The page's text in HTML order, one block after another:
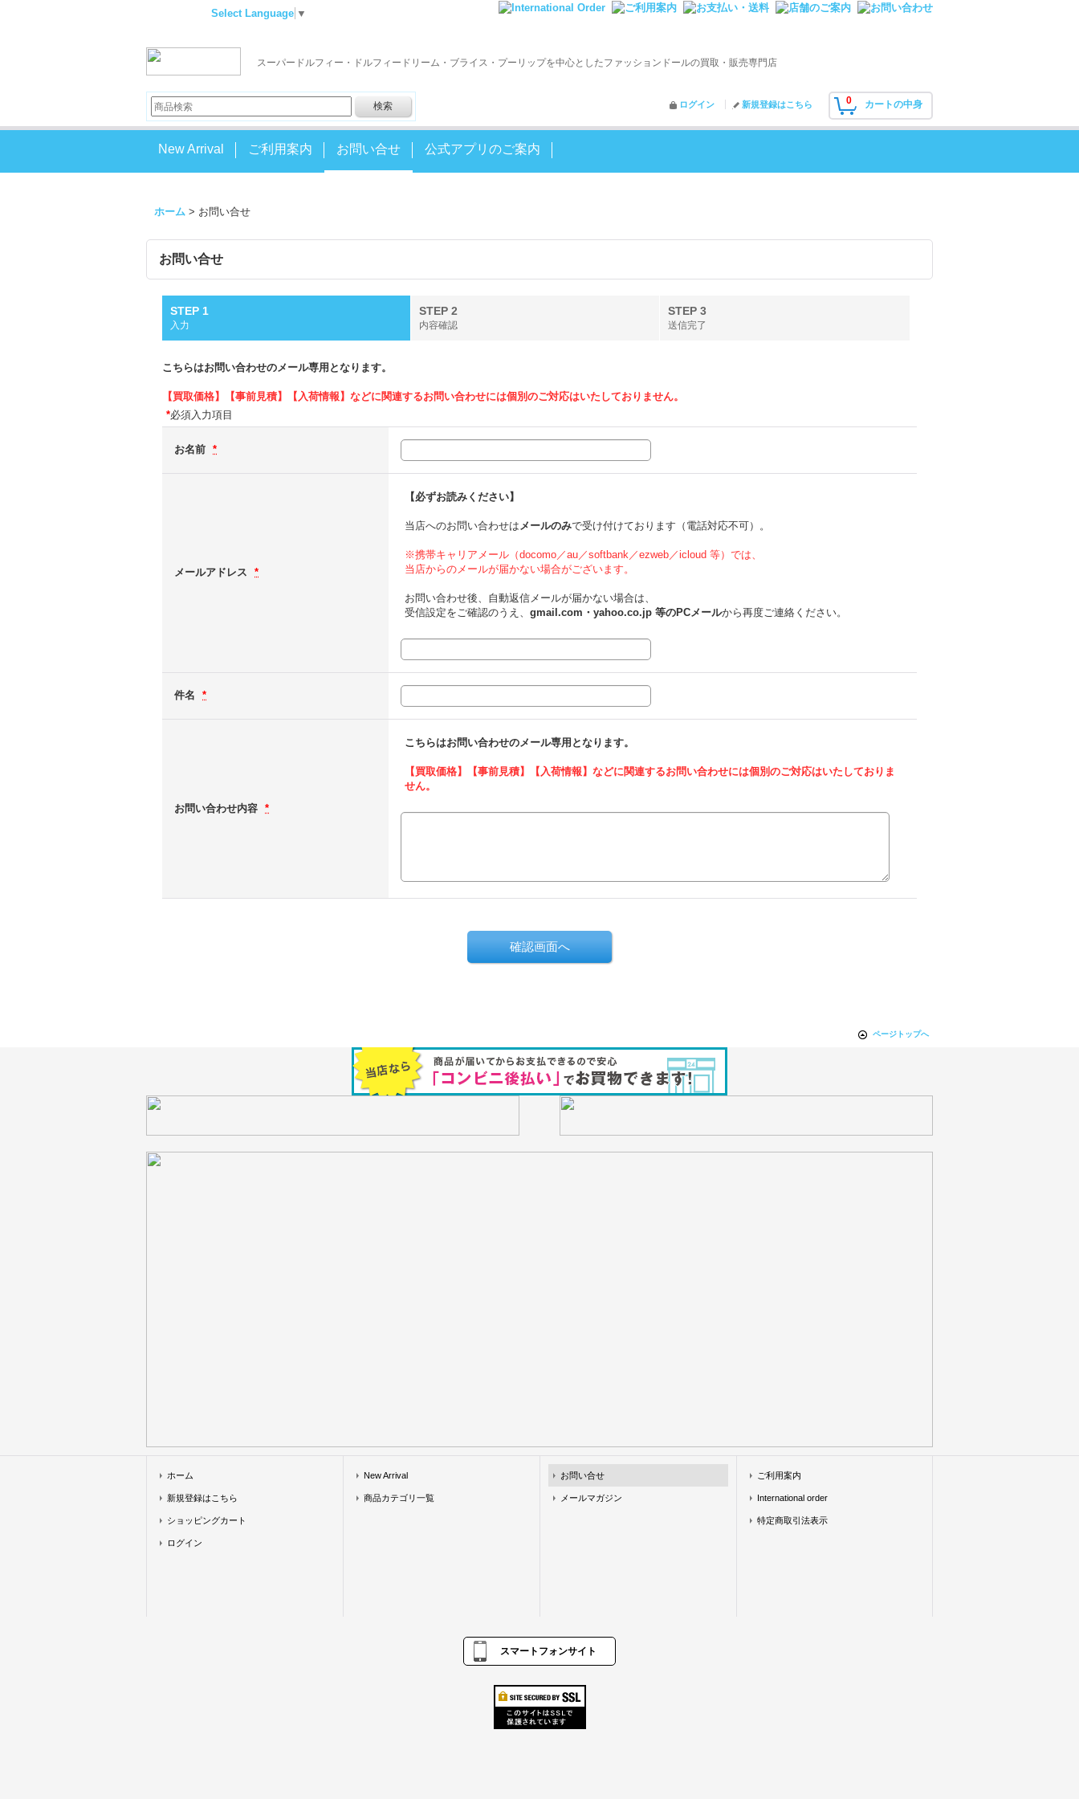
Select Language ▼
スーパードルフィー・ドルフィードリーム・ブライス・プーリップを中心としたファッションドールの買取・販売専門店
0 カートの中身
ログイン 新規登録はこちら
New Arrival ご利用案内 お問い合せ 公式アプリのご案内
ホーム > お問い合せ
お問い合せ
STEP 1
入力
STEP 2
内容確認
STEP 3
送信完了
こちらはお問い合わせのメール専用となります。
【買取価格】【事前見積】【入荷情報】などに関連するお問い合わせには個別のご対応はいたしておりません。
*必須入力項目
お名前 *
メールアドレス *
【必ずお読みください】
当店へのお問い合わせはメールのみで受け付けております（電話対応不可）。
※携帯キャリアメール（docomo／au／softbank／ezweb／icloud 等）では、
当店からのメールが届かない場合がございます。
お問い合わせ後、自動返信メールが届かない場合は、
受信設定をご確認のうえ、 gmail.com・yahoo.co.jp 等のPCメールから再度ご連絡ください。
件名 *
お問い合わせ内容 *
こちらはお問い合わせのメール専用となります。
【買取価格】【事前見積】【入荷情報】などに関連するお問い合わせには個別のご対応はいたしておりま
せん。
ページトップへ
ホーム
新規登録はこちら
ショッピングカート
ログイン
New Arrival
商品カテゴリ一覧
お問い合せ
メールマガジン
ご利用案内
International order
特定商取引法表示
スマートフォンサイト